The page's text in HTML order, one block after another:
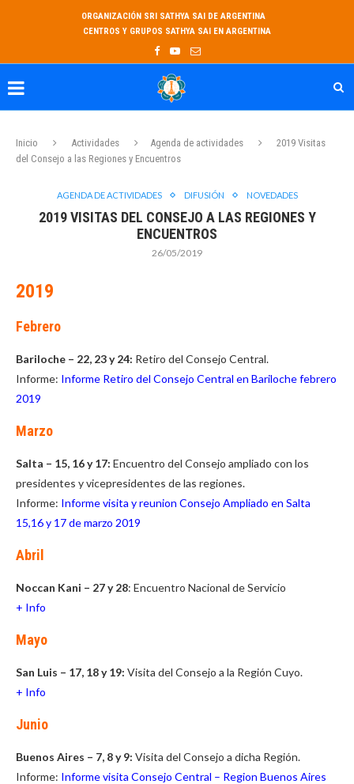
ORGANIZACIÓN SRI SATHYA SAI DE ARGENTINA
CENTROS Y GRUPOS SATHYA SAI EN ARGENTINA
Inicio Actividades Agenda de actividades
2019 Visitas
del Consejo a las Regiones y Encuentros
AGENDA DE ACTIVIDADES DIFUSIÓN NOVEDADES
2019 VISITAS DEL CONSEJO A LAS REGIONES Y
ENCUENTROS
26/05/2019
2019
Febrero
Bariloche – 22, 23 y 24: Retiro del Consejo Central.
Informe: Informe Retiro del Consejo Central en Bariloche febrero
2019
Marzo
Salta – 15, 16 y 17: Encuentro del Consejo ampliado con los
presidentes y vicepresidentes de las regiones.
Informe: Informe visita y reunion Consejo Ampliado en Salta
15,16 y 17 de marzo 2019
Abril
Noccan Kani – 27 y 28: Encuentro Nacional de Servicio
+ Info
Mayo
San Luis – 17, 18 y 19: Visita del Consejo a la Región Cuyo.
+ Info
Junio
Buenos Aires – 7, 8 y 9: Visita del Consejo a dicha Región.
Informe: Informe visita Consejo Central – Region Buenos Aires